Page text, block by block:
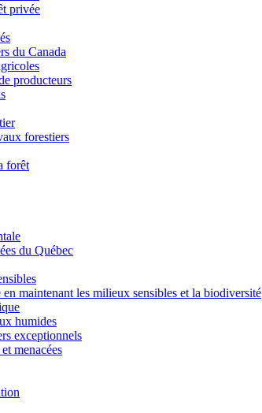
privée
du Canada
producteurs
forestiers
forêt
du Québec
maintenant les milieux sensibles et la biodiversité
humides
exceptionnels
menacées